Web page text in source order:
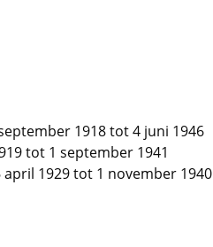
1918 tot 4 juni 1946
tot 1 september 1941
1929 tot 1 november 1940